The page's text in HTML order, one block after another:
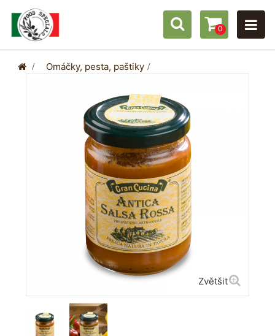
0
> Omáčky, pesta, paštiky >
Zvětšit